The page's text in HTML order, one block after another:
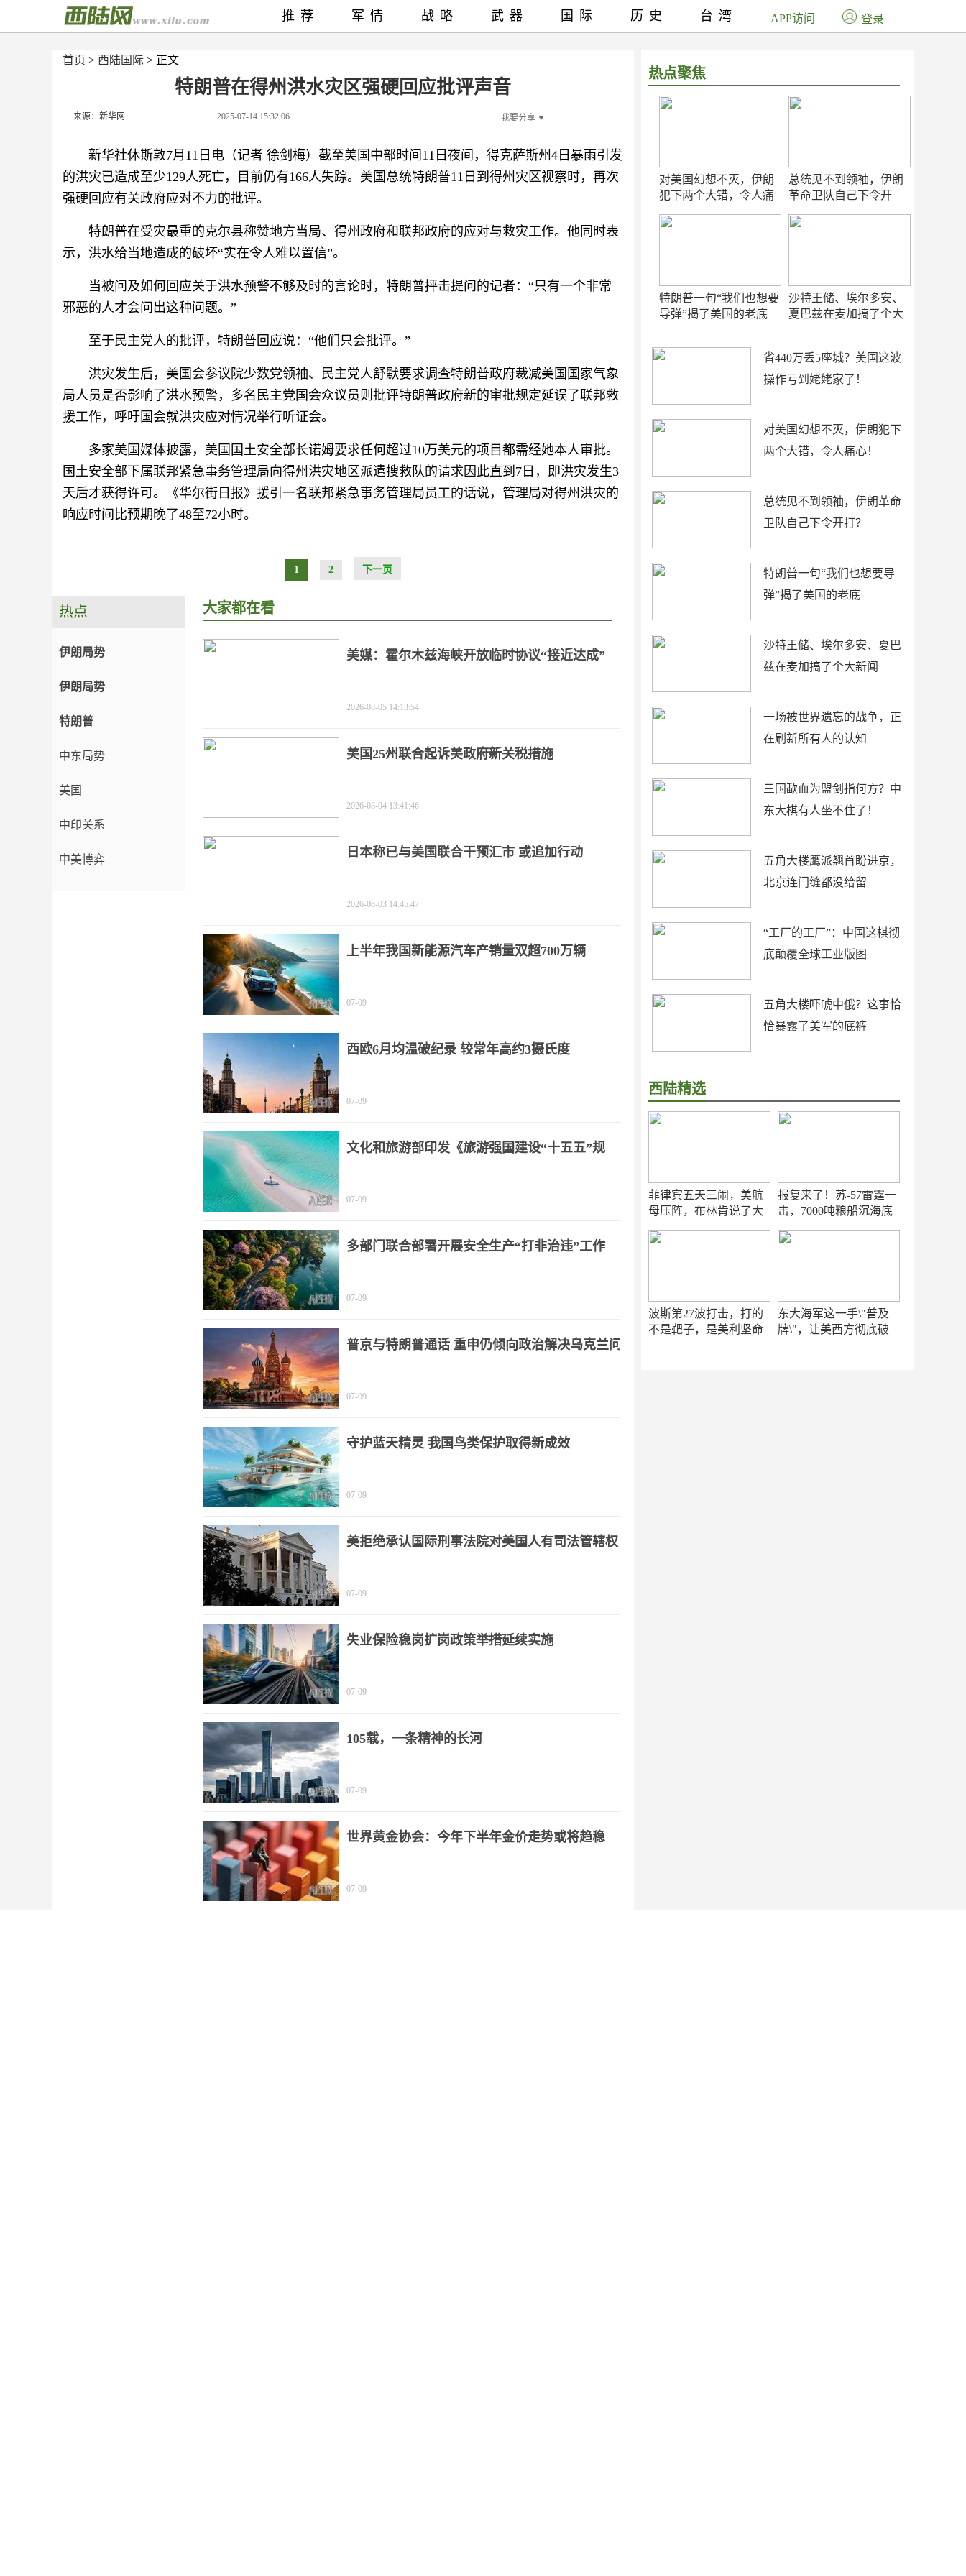
首页 > 西陆国际 > 正文
特朗普在得州洪水灾区强硬回应批评声音
来源：新华网 2025-07-14 15:32:06 我要分享
新华社休斯敦7月11日电（记者 徐剑梅）截至美国中部时间11日夜间，得克萨斯州4日暴雨引发
的洪灾已造成至少129人死亡，目前仍有166人失踪。美国总统特朗普11日到得州灾区视察时，再次
强硬回应有关政府应对不力的批评。
特朗普在受灾最重的克尔县称赞地方当局、得州政府和联邦政府的应对与救灾工作。他同时表
示，洪水给当地造成的破坏“实在令人难以置信”。
当被问及如何回应关于洪水预警不够及时的言论时，特朗普抨击提问的记者：“只有一个非常
邪恶的人才会问出这种问题。”
至于民主党人的批评，特朗普回应说：“他们只会批评。”
洪灾发生后，美国会参议院少数党领袖、民主党人舒默要求调查特朗普政府裁减美国国家气象
局人员是否影响了洪水预警，多名民主党国会众议员则批评特朗普政府新的审批规定延误了联邦救
援工作，呼吁国会就洪灾应对情况举行听证会。
多家美国媒体披露，美国国土安全部长诺姆要求任何超过10万美元的项目都需经她本人审批。
国土安全部下属联邦紧急事务管理局向得州洪灾地区派遣搜救队的请求因此直到7日，即洪灾发生3
天后才获得许可。《华尔街日报》援引一名联邦紧急事务管理局员工的话说，管理局对得州洪灾的
响应时间比预期晚了48至72小时。
1 2 下一页
热点聚焦
对美国幻想不灭，伊朗
犯下两个大错，令人痛
总统见不到领袖，伊朗
革命卫队自己下令开
特朗普一句“我们也想要
导弹”揭了美国的老底
沙特王储、埃尔多安、
夏巴兹在麦加搞了个大
省440万丢5座城？美国这波
操作亏到姥姥家了！
对美国幻想不灭，伊朗犯下
两个大错，令人痛心！
总统见不到领袖，伊朗革命
卫队自己下令开打？
特朗普一句“我们也想要导
弹”揭了美国的老底
沙特王储、埃尔多安、夏巴
兹在麦加搞了个大新闻
一场被世界遗忘的战争，正
在刷新所有人的认知
三国歃血为盟剑指何方？中
东大棋有人坐不住了！
五角大楼鹰派翘首盼进京，
北京连门缝都没给留
“工厂的工厂”：中国这棋彻
底颠覆全球工业版图
五角大楼吓唬中俄？这事恰
恰暴露了美军的底裤
西陆精选
菲律宾五天三闹，美航
母压阵，布林肯说了大
报复来了！苏-57雷霆一
击，7000吨粮船沉海底
波斯第27波打击，打的
不是靶子，是美利坚命
东大海军这一手\"普及
牌\"，让美西方彻底破
推荐 军情 战略 武器 国际 历史 台湾 APP访问 登录
热点
伊朗局势
伊朗局势
特朗普
中东局势
美国
中印关系
中美博弈
大家都在看
美媒：霍尔木兹海峡开放临时协议“接近达成”
2026-08-05 14:13:54
美国25州联合起诉美政府新关税措施
2026-08-04 13:41:46
日本称已与美国联合干预汇市 或追加行动
2026-08-03 14:45:47
上半年我国新能源汽车产销量双超700万辆
07-09
西欧6月均温破纪录 较常年高约3摄氏度
07-09
文化和旅游部印发《旅游强国建设“十五五”规
07-09
多部门联合部署开展安全生产“打非治违”工作
07-09
普京与特朗普通话 重申仍倾向政治解决乌克兰问
07-09
守护蓝天精灵 我国鸟类保护取得新成效
07-09
美拒绝承认国际刑事法院对美国人有司法管辖权
07-09
失业保险稳岗扩岗政策举措延续实施
07-09
105载，一条精神的长河
07-09
世界黄金协会：今年下半年金价走势或将趋稳
07-09